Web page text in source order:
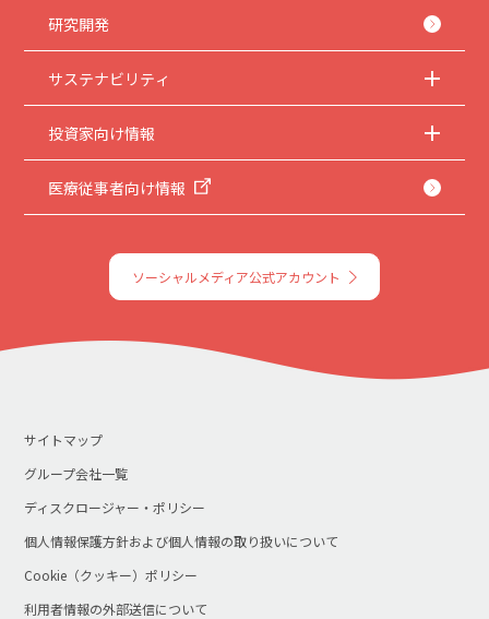
研究開発
サステナビリティ
投資家向け情報
医療従事者向け情報
ソーシャルメディア公式アカウント
サイトマップ
グループ会社一覧
ディスクロージャー・ポリシー
個人情報保護方針および個人情報の取り扱いについて
Cookie（クッキー）ポリシー
利用者情報の外部送信について